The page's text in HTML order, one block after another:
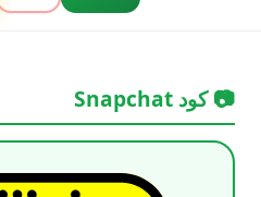
📷 كود Snapchat